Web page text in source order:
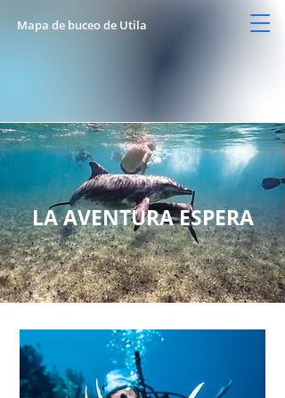
Mapa de buceo de Utila
LA AVENTURA ESPERA